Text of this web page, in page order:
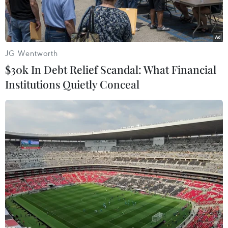
Vườn cam được trồng với quy chuẩn sản xuất sạch, an toàn
theo tiêu chuẩn VietGap. (Ảnh: Việt Dũng/TTXVN)
Với yêu cầu của người tiêu dùng hiện nay, truy
xuất nguồn gốc sản phẩm là yêu cầu cần phải có
đối với mỗi sản phẩm được tiêu thụ ra thị
trường, đặc biệt là thị trường thế giới.
Một trong những yếu tố quan trọng và then chốt
JG Wentworth
$30k In Debt Relief Scandal: What Financial
Institutions Quietly Conceal